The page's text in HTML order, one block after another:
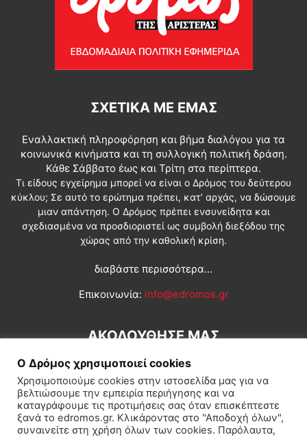
ΣΧΕΤΙΚΆ ΜΕ ΕΜΆΣ
Εναλλακτική πληροφόρηση και βήμα διαλόγου για τα
κοινωνικά κινήματα και τη συλλογική πολιτική δράση.
Κάθε Σάββατο έως και Τρίτη στα περίπτερα.
Τι είδους εγχείρημα μπορεί να είναι ο Δρόμος του δεύτερου
κύκλου; Σε αυτό το ερώτημα πρέπει, κατ’ αρχάς, να δώσουμε
μιαν απάντηση. Ο Δρόμος πρέπει ενσυνείδητα και
σχεδιασμένα να προσδιοριστεί ως συμβολή διεξόδου της
χώρας από την καθολική κρίση.
διαβάστε περισσότερα...
Επικοινωνία: info@edromos.gr
ΑΚΟΛΟΥΘΗΣΕ ΜΑΣ
Ο Δρόμος χρησιμοποιεί cookies
Χρησιμοποιούμε cookies στην ιστοσελίδα μας για να
βελτιώσουμε την εμπειρία περιήγησης και να
καταγράφουμε τις προτιμήσεις σας όταν επισκέπτεστε
ξανά το edromos.gr. Κλικάροντας στο "Αποδοχή όλων",
συναινείτε στη χρήση όλων των cookies. Παρόλαυτα,